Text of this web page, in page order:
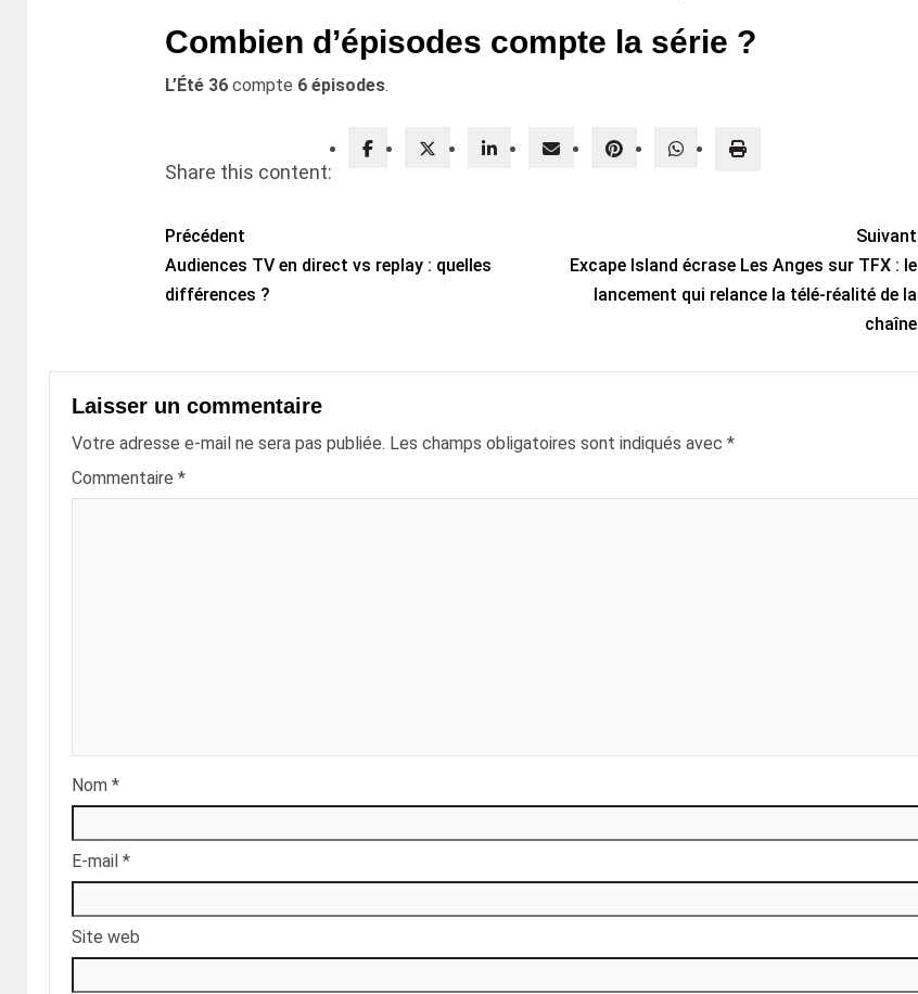
Combien d’épisodes compte la série ?
L’Été 36compte 6 épisodes.
Share this content:
Précédent
Audiences TV en direct vs replay : quelles
différences ?
Suivant
Excape Island écrase Les Anges sur TFX : le
lancement qui relance la télé-réalité de la
chaîne
Laisser un commentaire
Votre adresse e-mail ne sera pas publiée. Les champs obligatoires sont indiqués avec *
Commentaire *
Nom *
E-mail *
Site web